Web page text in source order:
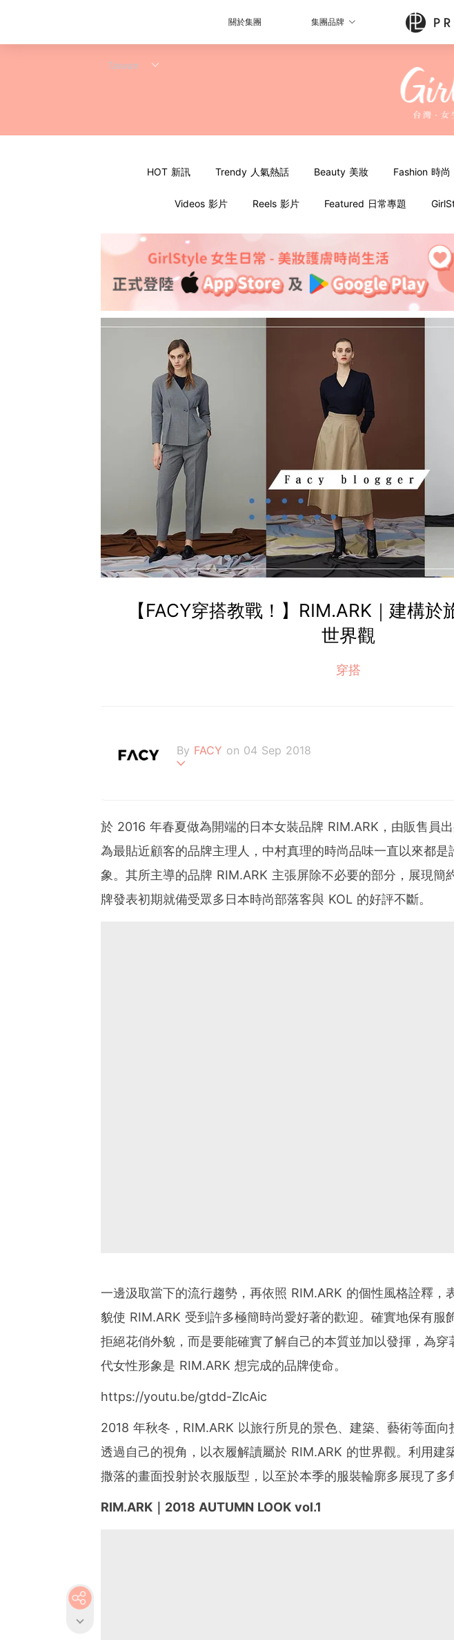
關於集團 集團品牌
HOT 新訊 Trendy 人氣熱話 Beauty 美妝 Fashion 時尚
Videos 影片 Reels 影片 Featured 日常專題
【FACY穿搭教戰！】RIM.ARK｜建構於
世界觀
穿搭
By FACY on 04 Sep 2018
跟著FACY的腳步，一起探索更多時尚風格。
於 2016 年春夏做為開端的日本女裝品牌 RIM.ARK，由販售員
為最貼近顧客的品牌主理人，中村真理的時尚品味一直以來都是
象。其所主導的品牌 RIM.ARK 主張屏除不必要的部分，展現簡
牌發表初期就備受眾多日本時尚部落客與 KOL 的好評不斷。
一邊汲取當下的流行趨勢，再依照 RIM.ARK 的個性風格詮釋，
貌使 RIM.ARK 受到許多極簡時尚愛好著的歡迎。確實地保有服
拒絕花俏外貌，而是要能確實了解自己的本質並加以發揮，為穿
代女性形象是 RIM.ARK 想完成的品牌使命。
https://youtu.be/gtdd-ZlcAic
2018 年秋冬，RIM.ARK 以旅行所見的景色、建築、藝術等面向
透過自己的視角，以衣履解讀屬於 RIM.ARK 的世界觀。利用建
撒落的畫面投射於衣服版型，以至於本季的服裝輪廓多展現了多
RIM.ARK｜2018 AUTUMN LOOK vol.1